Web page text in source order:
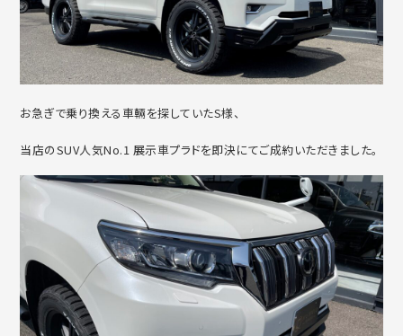
お急ぎで乗り換える車輛を探していたS様、
当店のSUV人気No.1 展示車プラドを即決にてご成約いただきました。